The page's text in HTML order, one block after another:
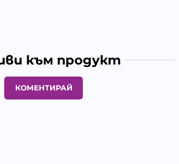
към продукт
КОМЕНТИРАЙ